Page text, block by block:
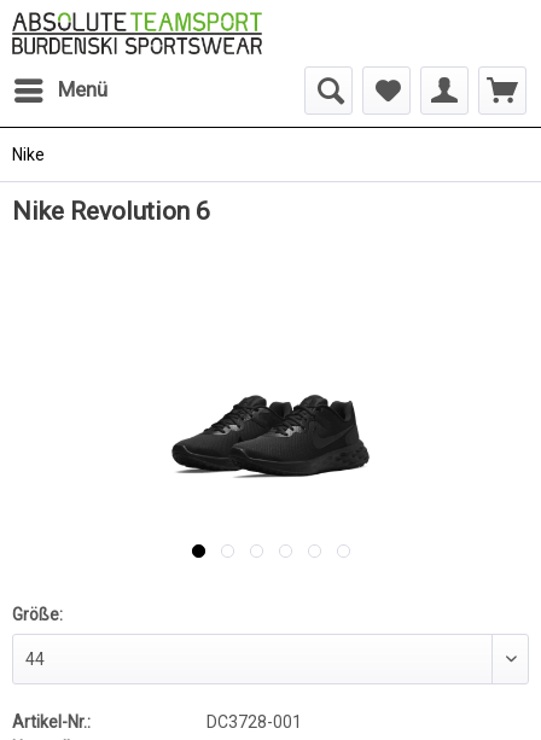
Menü
Nike
Nike Revolution 6
Größe:
Artikel-Nr.:
DC3728-001